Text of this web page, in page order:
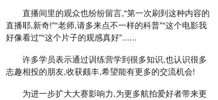
直播间里的观众也纷纷留言,“第一次刷到这种内容的
直播耶,新奇!”“老师,请多来点不一样的科普”“这个电影我
好像看过”“这个片子的观感真好”......
许多学员表示通过训练营学到很多知识,也认识很多
志趣相投的朋友,收获颇丰,希望能有更多的交流机会!
为进一步扩大大赛影响力,为更多航拍爱好者带来更